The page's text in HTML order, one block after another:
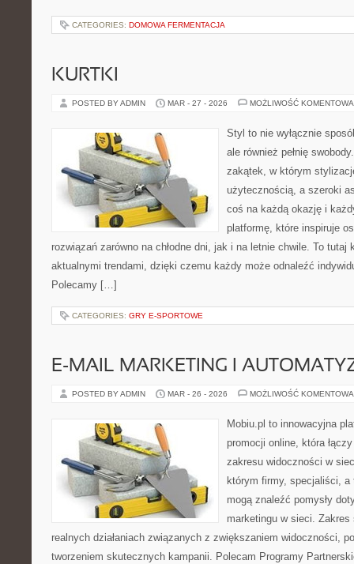
CATEGORIES: DOMOWA FERMENTACJA
KURTKI
POSTED BY ADMIN MAR - 27 - 2026 MOŻLIWOŚĆ
Styl to nie wyłącznie
ale również pełnię
zakątek, w którym
użytecznością, a szeroki
coś na każdą okazję i
platformę, które inspiruje
rozwiązań zarówno na chłodne dni, jak i na letnie chwile. To tutaj
aktualnymi trendami, dzięki czemu każdy może odnaleźć
Polecamy […]
CATEGORIES: GRY E-SPORTOWE
E-MAIL MARKETING I
POSTED BY ADMIN MAR - 26 - 2026 MOŻLIWOŚĆ
Mobiu.pl to innowacyjna
promocji online, która
zakresu widoczności w
którym firmy, specjaliści,
mogą znaleźć pomysły
marketingu w sieci.
realnych działaniach związanych z zwiększaniem widoczności,
tworzeniem skutecznych kampanii. Polecam Programy